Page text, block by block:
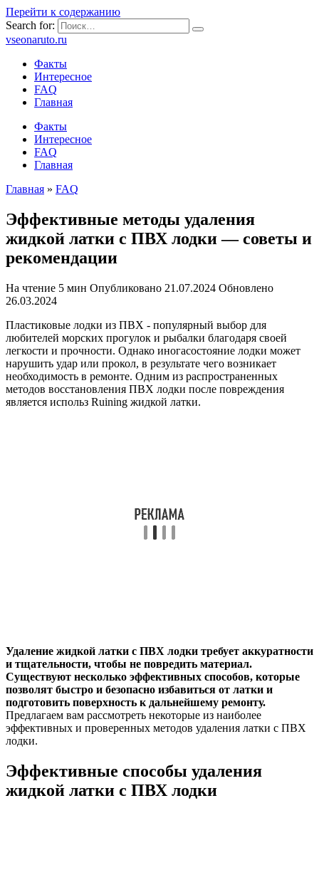
Перейти к содержанию
Search for:
vseonaruto.ru
Факты
Интересное
FAQ
Главная
Факты
Интересное
FAQ
Главная
Главная » FAQ
Эффективные методы удаления
жидкой латки с ПВХ лодки — советы и
рекомендации
На чтение 5 мин Опубликовано 21.07.2024 Обновлено
26.03.2024
Пластиковые лодки из ПВХ - популярный выбор для
любителей морских прогулок и рыбалки благодаря своей
легкости и прочности. Однако иногасостояние лодки может
нарушить удар или прокол, в результате чего возникает
необходимость в ремонте. Одним из распространенных
методов восстановления ПВХ лодки после повреждения
является использ Ruining жидкой латки.
Удаление жидкой латки с ПВХ лодки требует аккуратности
и тщательности, чтобы не повредить материал.
Существуют несколько эффективных способов, которые
позволят быстро и безопасно избавиться от латки и
подготовить поверхность к дальнейшему ремонту.
Предлагаем вам рассмотреть некоторые из наиболее
эффективных и проверенных методов удаления латки с ПВХ
лодки.
Эффективные способы удаления
жидкой латки с ПВХ лодки